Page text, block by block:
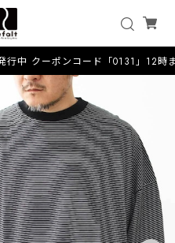
行中 クーポンコード「0131」12時